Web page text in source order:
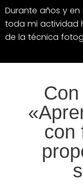
Durante años y
toda mi actividad
de la técnica
con